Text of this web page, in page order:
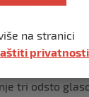
biračkih
tri odsto
na stranici
privatnosti